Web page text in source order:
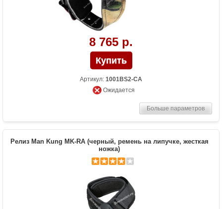
8 765 р.
Артикул: 1001BS2-CA
Ожидается
Больше параметров
Релиз Man Kung MK-RA (черный, ремень на липучке, жесткая
ножка)